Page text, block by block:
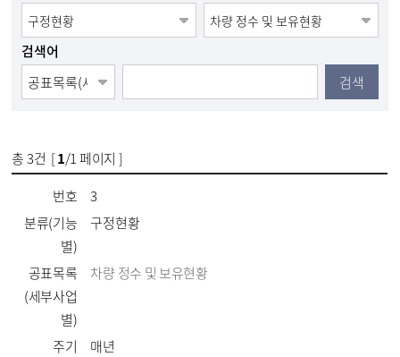
검색어
검색
총3건 [1/1 페이지 ]
번호
3
분류(기능
별)
구정현황
공표목록
(세부사업
별)
차량 정수 및 보유현황
주기
매년